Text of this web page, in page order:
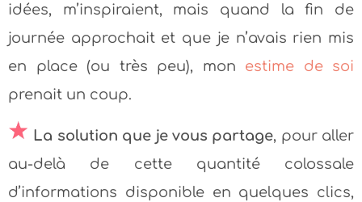
idées, m’inspiraient, mais quand la fin de
journée approchait et que je n’avais rien mis
en place (ou très peu), mon estime de soi
prenait un coup.
La solution que je vous partage, pour aller
au-delà de cette quantité colossale
d’informations disponible en quelques clics,